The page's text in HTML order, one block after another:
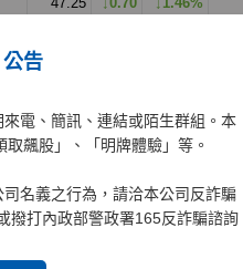
公告
電、簡訊、連結或陌生群組。本
飆股」、「明牌體驗」等。
名義之行為，請洽本公司反詐騙
撥打內政部警政署165反詐騙諮詢